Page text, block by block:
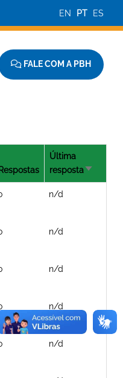
EN PT ES
FALE COM A PBH
Respostas
Última
resposta
crescente
n/d
n/d
n/d
n/d
n/d